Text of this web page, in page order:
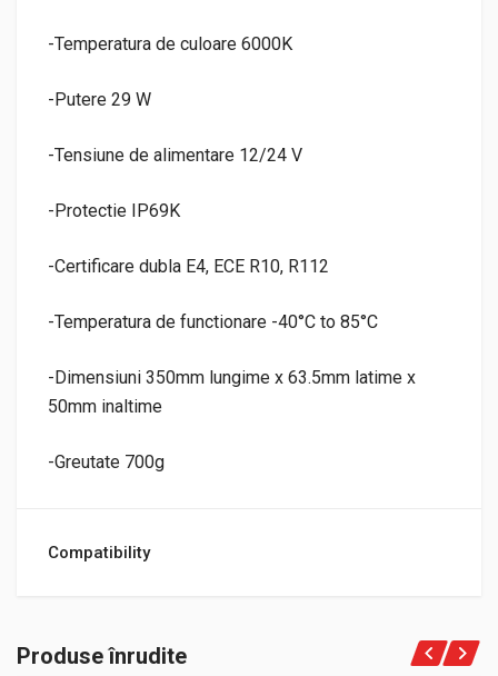
-Temperatura de culoare 6000K
-Putere 29 W
-Tensiune de alimentare 12/24 V
-Protectie IP69K
-Certificare dubla E4, ECE R10, R112
-Temperatura de functionare -40°C to 85°C
-Dimensiuni 350mm lungime x 63.5mm latime x
50mm inaltime
-Greutate 700g
Compatibility
Produse înrudite